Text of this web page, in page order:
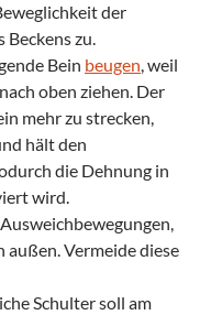
der
Beckens zu.
Bein beugen, weil
oben ziehen. Der
mehr zu strecken,
hält den
die Dehnung in
wird.
außen. Vermeide diese
Schulter soll am